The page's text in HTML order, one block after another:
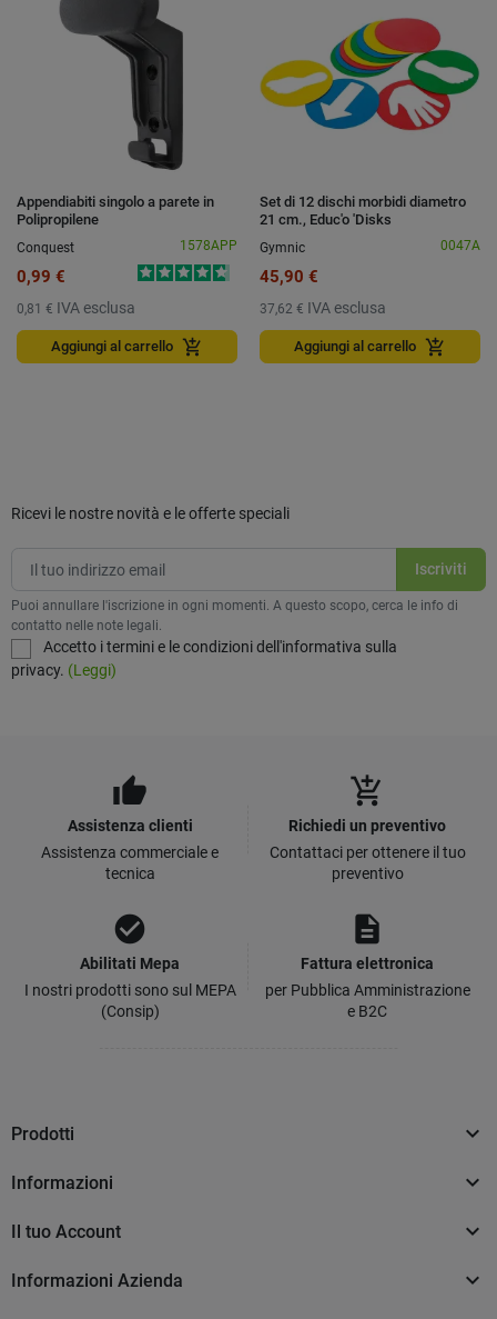
Appendiabiti singolo a parete in
Polipropilene
Conquest
1578APP
0,99 €
0,81 € IVA esclusa
Aggiungi al carrello add_shopping_cart
Set di 12 dischi morbidi diametro
21 cm., Educ'o 'Disks
Gymnic
0047A
45,90 €
37,62 € IVA esclusa
Aggiungi al carrello add_shopping_cart
Ricevi le nostre novità e le offerte speciali
Puoi annullare l'iscrizione in ogni momenti. A questo scopo, cerca le info di
contatto nelle note legali.
Accetto i termini e le condizioni dell'informativa sulla
privacy. (Leggi)
thumb_up
Assistenza clienti
Assistenza commerciale e
tecnica
add_shopping_cart
Richiedi un preventivo
Contattaci per ottenere il tuo
preventivo
check_circle
Abilitati Mepa
I nostri prodotti sono sul MEPA
(Consip)
description
Fattura elettronica
per Pubblica Amministrazione
e B2C
Prodotti 
Informazioni 
Il tuo Account 
Informazioni Azienda 